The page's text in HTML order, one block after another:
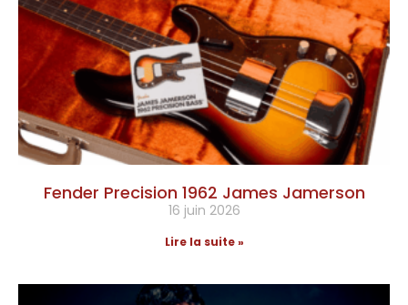
Fender Precision 1962 James Jamerson
16 juin 2026
Lire la suite »